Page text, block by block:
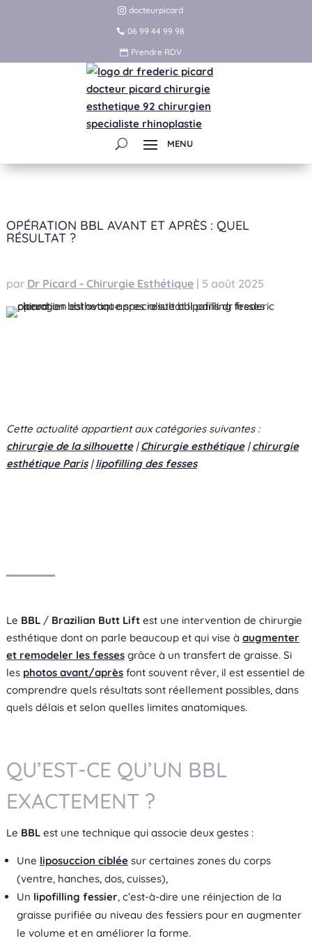
docteurpicard
06 99 44 99 98
Prendre RDV
OPÉRATION BBL AVANT ET APRÈS : QUEL
RÉSULTAT ?
par Dr Picard - Chirurgie Esthétique| 5 août 2025
Cette actualité appartient aux catégories suivantes :
chirurgie de la silhouette|Chirurgie esthétique|chirurgie
esthétique Paris|lipofilling des fesses
Le BBL/ Brazilian Butt Liftest une intervention de chirurgie
esthétique dont on parle beaucoup et qui vise à augmenter
et remodeler les fessesgrâce à un transfert de graisse. Si
les photos avant/aprèsfont souvent rêver, il est essentiel de
comprendre quels résultats sont réellement possibles, dans
quels délais et selon quelles limites anatomiques.
QU’EST-CE QU’UN BBL
EXACTEMENT ?
Le BBLest une technique qui associe deux gestes :
Une liposuccion cibléesur certaines zones du corps
(ventre, hanches, dos, cuisses),
Un lipofilling fessier, c’est-à-dire une réinjection de la
graisse purifiée au niveau des fessiers pour en augmenter
le volume et en améliorer la forme.